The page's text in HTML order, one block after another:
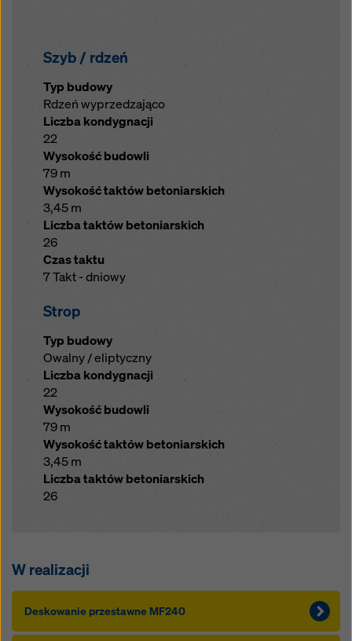
Szyb / rdzeń
Typ budowy
Rdzeń wyprzedzająco
Liczba kondygnacji
22
Wysokość budowli
79 m
Wysokość taktów betoniarskich
3,45 m
Liczba taktów betoniarskich
26
Czas taktu
7 Takt - dniowy
Strop
Typ budowy
Owalny / eliptyczny
Liczba kondygnacji
22
Wysokość budowli
79 m
Wysokość taktów betoniarskich
3,45 m
Liczba taktów betoniarskich
26
W realizacji
Deskowanie przestawne MF240